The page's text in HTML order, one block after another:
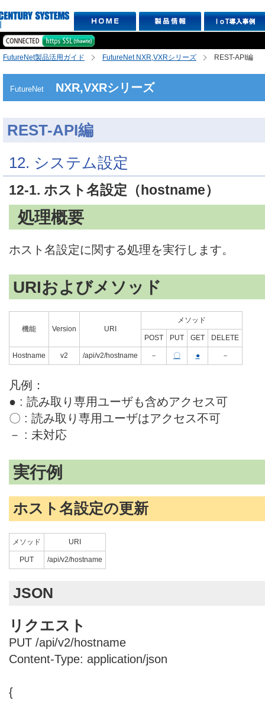
FutureNet製品活用ガイド FutureNet NXR,VXRシリーズ REST-API編
FutureNet NXR,VXRシリーズ
REST-API編
12. システム設定
12-1. ホスト名設定（hostname）
処理概要
ホスト名設定に関する処理を実行します。
URIおよびメソッド
機能 Version URI
メソッド
POST PUT GET DELETE
Hostname v2 /api/v2/hostname － 〇 ● －
凡例：
● : 読み取り専用ユーザも含めアクセス可
〇 : 読み取り専用ユーザはアクセス不可
－ : 未対応
実行例
ホスト名設定の更新
メソッド URI
PUT /api/v2/hostname
JSON
リクエスト
PUT /api/v2/hostname
Content-Type: application/json
{